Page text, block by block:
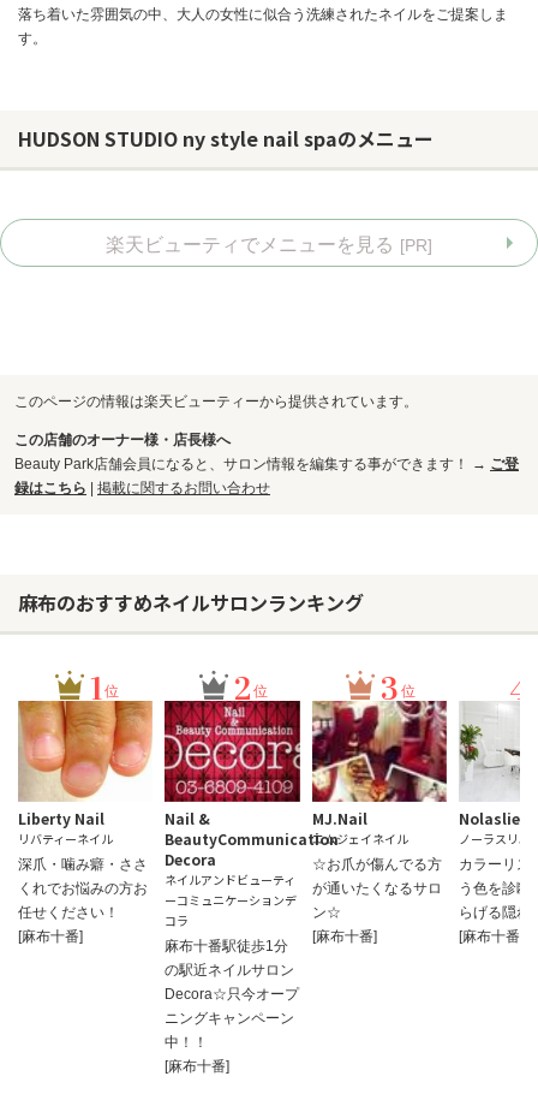
お問い合わせ
落ち着いた雰囲気の中、大人の女性に似合う洗練されたネイルをご提案しま
す。
HUDSON STUDIO ny style nail spaのメニュー
楽天ビューティでメニューを見る [PR]
このページの情報は楽天ビューティーから提供されています。
この店舗のオーナー様・店長様へ
Beauty Park店舗会員になると、サロン情報を編集する事ができます！ → ご登
録はこちら | 掲載に関するお問い合わせ
麻布のおすすめネイルサロンランキング
1位
Liberty Nail
リバティーネイル
深爪・噛み癖・ささ
くれでお悩みの方お
任せください！
[麻布十番]
2 位
Nail &
BeautyCommunication
Decora
ネイルアンドビューティ
ーコミュニケーションデ
コラ
麻布十番駅徒歩1分
の駅近ネイルサロン
Decora☆只今オープ
ニングキャンペーン
中！！
[麻布十番]
3 位
MJ.Nail
エムジェイネイル
☆お爪が傷んでる方
が通いたくなるサロ
ン☆
[麻布十番]
4
Nolaslien
ノーラスリエ
カラーリス
う色を診断
らげる隠れ
[麻布十番]